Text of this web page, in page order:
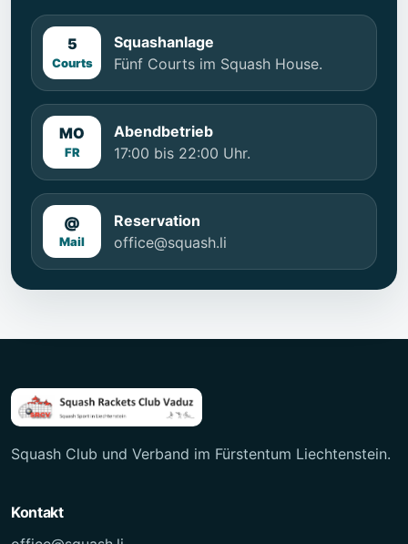
5
Courts
Squashanlage
Fünf Courts im Squash House.
MO
FR
Abendbetrieb
17:00 bis 22:00 Uhr.
@
Mail
Reservation
office@squash.li
Squash Club und Verband im Fürstentum Liechtenstein.
Kontakt